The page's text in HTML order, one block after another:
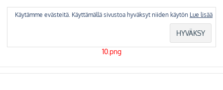
Käytämme evästeitä. Käyttämällä sivustoa hyväksyt niiden käytön Lue lisää